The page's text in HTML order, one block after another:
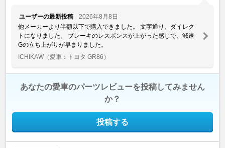
ユーザーの最新投稿
2026年8月8日
他メーカーより半額以下で購入できました。 文字通り、ダイレク
トになりました。 ブレーキのレスポンスが上がった感じで、減速
Gの立ち上がりが早まりました。
ICHIKAW （愛車：トヨタ GR86）
あなたの愛車のパーツレビューを投稿してみません
か？
投稿する